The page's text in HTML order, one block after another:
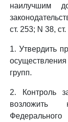
наилучшим
ст. 253; N 38,
1. Утвердить
групп.
2. Контроль
возложить